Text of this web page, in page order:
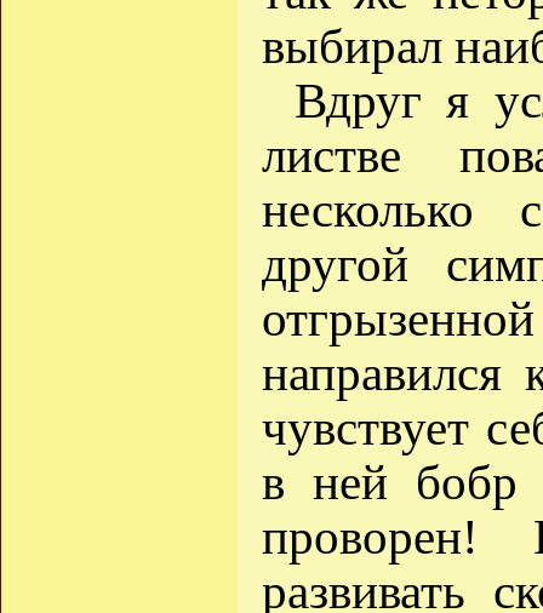
выбирал
Вдруг я
листве
несколько
другой
чувствует
в ней
развивать